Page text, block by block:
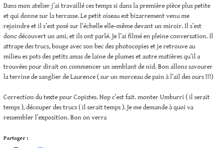
Dans mon atelier j’ai travaillé ces temps si dans la première pièce plus petite
et qui donne sur la terrasse. Le petit oiseau est bizarrement venu me
rejoindre et il s’est posé sur l’échelle elle-même devant un miroir. Il s’est
donc découvert un ami, et ils ont parlé. Je l’ai filmé en pleine conversation. Il
attrape des trucs, bouge avec son bec des photocopies et je retrouve au
milieu es pots des petits amas de laine de plumes et autre matières qu’il a
trouvées pour dirait on commencer un semblant de nid. Bon allons savourer
la terrine de sanglier de Laurence ( sur un morceau de pain à l’ail des ours !!!)
Correction du texte pour Copistes. Hop c’est fait. monter Umburri ( il serait
temps ), découper des trucs ( il serait temps ). Je me demande à quoi va
ressembler l’exposition. Bon on verra
Partager :